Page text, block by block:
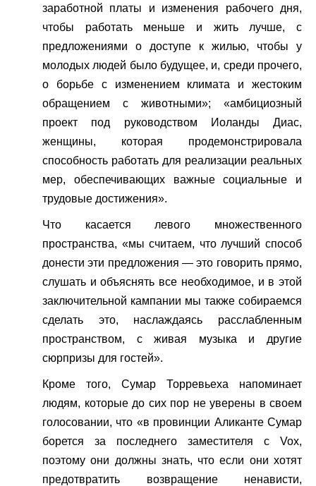
заработной платы и изменения рабочего дня,
чтобы работать меньше и жить лучше, с
предложениями о доступе к жилью, чтобы у
молодых людей было будущее, и, среди прочего,
о борьбе с изменением климата и жестоким
обращением с животными»; «амбициозный
проект под руководством Иоланды Диас,
женщины, которая продемонстрировала
способность работать для реализации реальных
мер, обеспечивающих важные социальные и
трудовые достижения».
Что касается левого множественного
пространства, «мы считаем, что лучший способ
донести эти предложения — это говорить прямо,
слушать и объяснять все необходимое, и в этой
заключительной кампании мы также собираемся
сделать это, наслаждаясь расслабленным
пространством, с живая музыка и другие
сюрпризы для гостей».
Кроме того, Сумар Торревьеха напоминает
людям, которые до сих пор не уверены в своем
голосовании, что «в провинции Аликанте Сумар
борется за последнего заместителя с Vox,
поэтому они должны знать, что если они хотят
предотвратить возвращение ненависти,